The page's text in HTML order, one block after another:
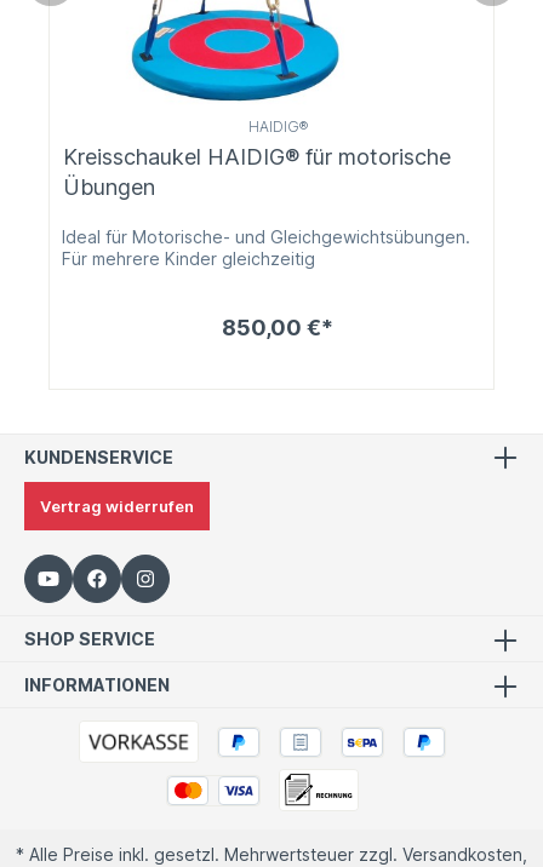
HAIDIG®
Kreisschaukel HAIDIG® für motorische
Übungen
Ideal für Motorische- und Gleichgewichtsübungen.
Für mehrere Kinder gleichzeitig
850,00 €*
KUNDENSERVICE
Vertrag widerrufen
SHOP SERVICE
INFORMATIONEN
* Alle Preise inkl. gesetzl. Mehrwertsteuer zzgl. Versandkosten